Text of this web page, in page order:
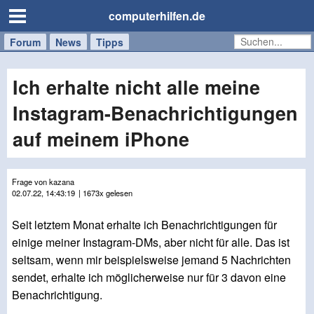
computerhilfen.de
Forum News Tipps
Handy
Tablet
Windows
Mac
Ich erhalte nicht alle meine
Instagram-Benachrichtigungen
auf meinem iPhone
Frage von kazana
02.07.22, 14:43:19 | 1673x gelesen
Seit letztem Monat erhalte ich Benachrichtigungen für
einige meiner Instagram-DMs, aber nicht für alle. Das ist
seltsam, wenn mir beispielsweise jemand 5 Nachrichten
sendet, erhalte ich möglicherweise nur für 3 davon eine
Benachrichtigung.